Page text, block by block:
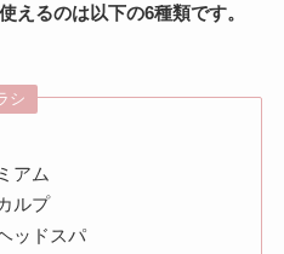
えるのは以下の6種類です。
シ
アム
ルプ
ッドスパ